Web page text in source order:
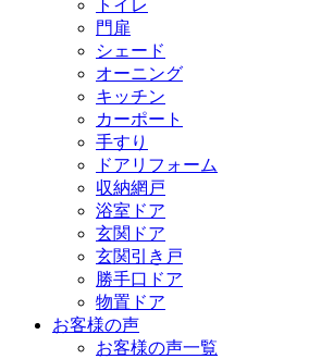
トイレ
門扉
シェード
オーニング
キッチン
カーポート
手すり
ドアリフォーム
収納網戸
浴室ドア
玄関ドア
玄関引き戸
勝手口ドア
物置ドア
お客様の声
お客様の声一覧